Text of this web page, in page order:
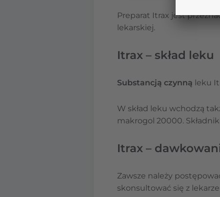
Preparat Itrax jest
lekarskiej.
Itrax – skład leku
Substancją czynną leku
W skład leku wchodzą
makrogol 20000.
Itrax –
Zawsze należy
skonsultować się z